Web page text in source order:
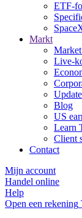
ETF-
Markt
Live-
Blog
US
Learn
Client
Contact
Mijn account
Handel online
Help
Open een rekening